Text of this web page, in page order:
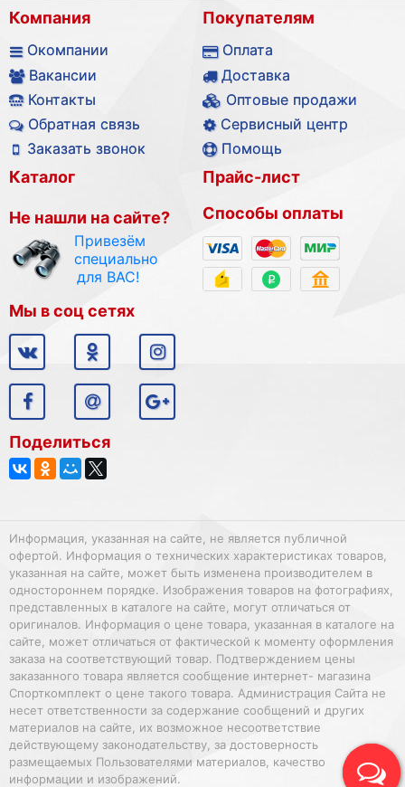
Компания
Окомпании
Вакансии
Контакты
Обратная связь
Заказать звонок
Покупателям
Оплата
Доставка
Оптовые продажи
Сервисный центр
Помощь
Каталог
Не нашли на сайте?
Привезём
специально
для ВАС!
Прайс-лист
Способы оплаты
Мы в соц сетях
Поделиться
Информация, указанная на сайте, не является публичной
офертой. Информация о технических характеристиках товаров,
указанная на сайте, может быть изменена производителем в
одностороннем порядке. Изображения товаров на фотографиях,
представленных в каталоге на сайте, могут отличаться от
оригиналов. Информация о цене товара, указанная в каталоге на
сайте, может отличаться от фактической к моменту оформления
заказа на соответствующий товар. Подтверждением цены
заказанного товара является сообщение интернет- магазина
Спорткомплект о цене такого товара. Администрация Сайта не
несет ответственности за содержание сообщений и других
материалов на сайте, их возможное несоответствие
действующему законодательству, за достоверность
размещаемых Пользователями материалов, качество
информации и изображений.